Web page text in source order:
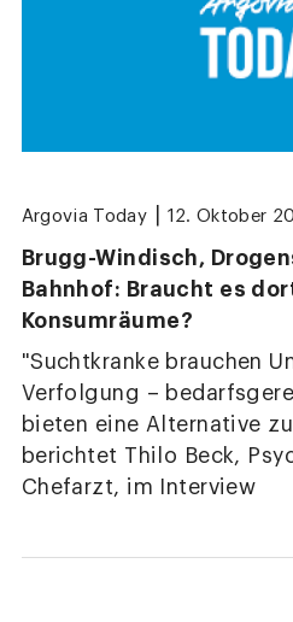
Argovia Today 12. Oktober
Brugg-Windisch,
Bahnhof: Braucht es
Konsumräume?
"Suchtkranke brauchen
Verfolgung –
bieten eine Alternative
berichtet Thilo Beck,
Chefarzt, im Interview